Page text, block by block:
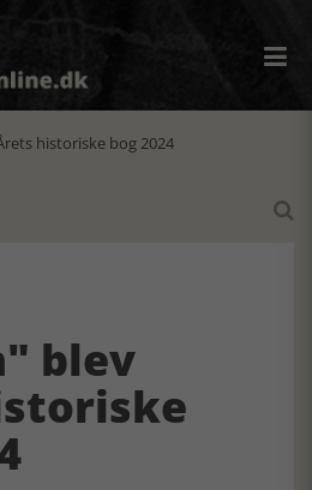
historiske bog 2024

blev